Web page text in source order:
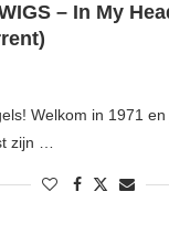
– In My
Welkom in 1971
zijn …